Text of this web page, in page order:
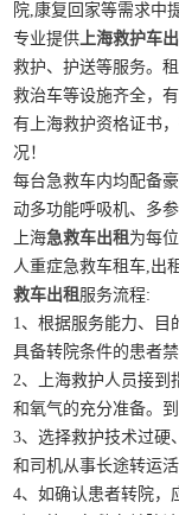
院,康复回家等需求中
专业提供上海救护车
救护、护送等服务。
救治车等设施齐全，
有上海救护资格证书
况！
每台急救车内均配备
动多功能呼吸机、多
上海急救车出租为每
人重症急救车租车,出
救车出租服务流程:
1、根据服务能力、目
具备转院条件的患者
2、上海救护人员接到
和氧气的充分准备。
3、选择救护技术过硬
和司机从事长途转运活
4、如确认患者转院，